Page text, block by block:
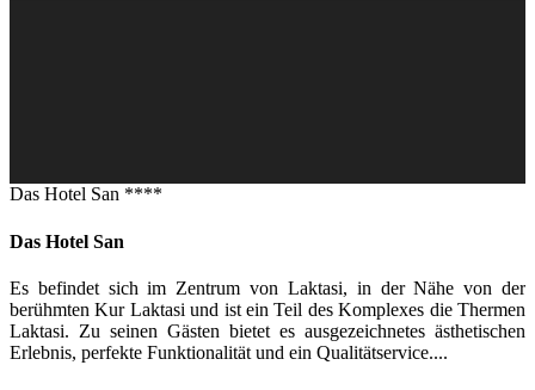
Das Hotel San ****
Das Hotel San
Es befindet sich im Zentrum von Laktasi, in der Nähe von der
berühmten Kur Laktasi und ist ein Teil des Komplexes die Thermen
Laktasi. Zu seinen Gästen bietet es ausgezeichnetes ästhetischen
Erlebnis, perfekte Funktionalität und ein Qualitätservice....